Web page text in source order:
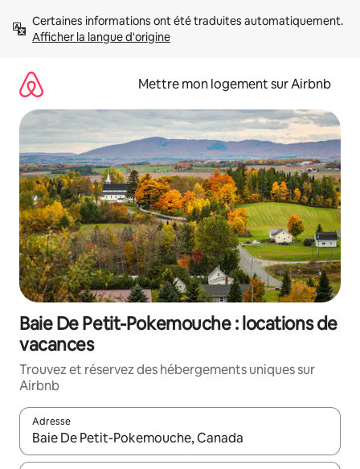
directement
Afficher la langue d'origine
Mettre mon logement sur Airbnb
Baie De Petit-Pokemouche : locations de
vacances
Trouvez et réservez des hébergements uniques sur
Airbnb
Adresse
Lorsque les résultats s'affichent, utilisez les flèches vers le